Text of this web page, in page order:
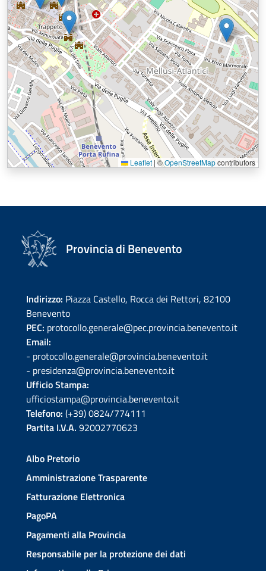
Leaflet |©OpenStreetMapcontributors
Provincia di Benevento
Indirizzo: Piazza Castello, Rocca dei Rettori, 82100
Benevento
PEC: protocollo.generale@pec.provincia.benevento.it
Email:
- protocollo.generale@provincia.benevento.it
- presidenza@provincia.benevento.it
Ufficio Stampa:
ufficiostampa@provincia.benevento.it
Telefono: (+39) 0824/774111
Partita I.V.A. 92002770623
Albo Pretorio
Amministrazione Trasparente
Fatturazione Elettronica
PagoPA
Pagamenti alla Provincia
Responsabile per la protezione dei dati